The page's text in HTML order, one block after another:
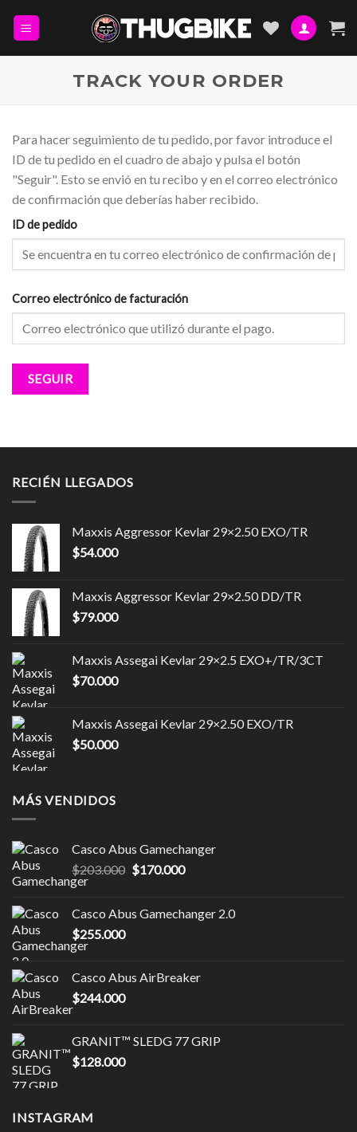
TRACK YOUR ORDER
Para hacer seguimiento de tu pedido, por favor introduce el
ID de tu pedido en el cuadro de abajo y pulsa el botón
"Seguir". Esto se envió en tu recibo y en el correo electrónico
de confirmación que deberías haber recibido.
ID de pedido
Correo electrónico de facturación
SEGUIR
RECIÉN LLEGADOS
Maxxis Aggressor Kevlar 29×2.50 EXO/TR
$54.000
Maxxis Aggressor Kevlar 29×2.50 DD/TR
$79.000
Maxxis Assegai Kevlar 29×2.5 EXO+/TR/3CT
$70.000
Maxxis Assegai Kevlar 29×2.50 EXO/TR
$50.000
MÁS VENDIDOS
Casco Abus Gamechanger
$203.000 El
era:
$170.000El
es:
Casco Abus Gamechanger 2.0
$255.000
Casco Abus AirBreaker
$244.000
GRANIT™ SLEDG 77 GRIP
$128.000
INSTAGRAM